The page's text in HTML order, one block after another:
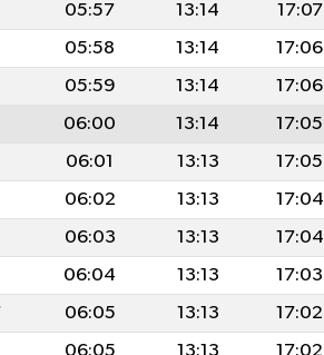
05:57 13:14 17:07
05:58 13:14 17:06
05:59 13:14 17:06
06:00 13:14 17:05
06:01 13:13 17:05
06:02 13:13 17:04
06:03 13:13 17:04
06:04 13:13 17:03
06:05 13:13 17:02